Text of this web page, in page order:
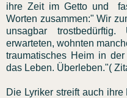
ihre Zeit im Getto und
Worten zusammen:" Wir
unsagbar
erwarteten, wohnten
traumatisches Heim in
das Leben. Überleben."(
Die Lyriker streift auch